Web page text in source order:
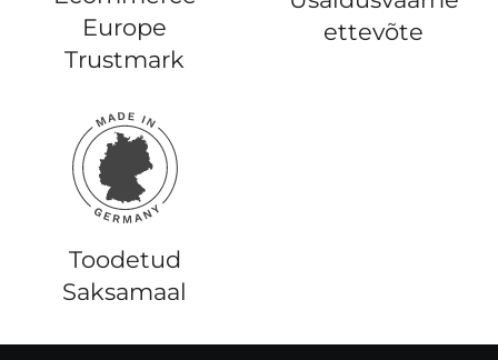
Europe
Trustmark
ettevõte
Toodetud
Saksamaal